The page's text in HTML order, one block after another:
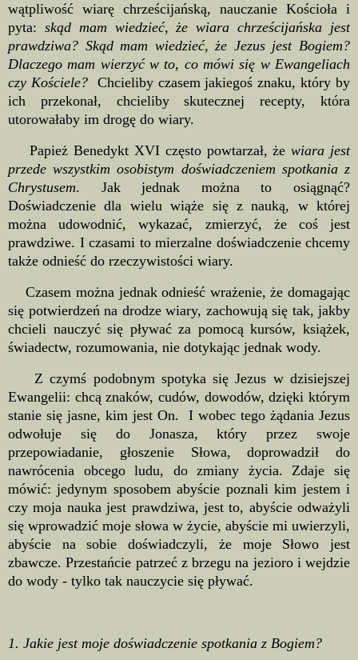
wątpliwość wiarę chrześcijańską, nauczanie Kościoła i
pyta: skąd mam wiedzieć, że wiara chrześcijańska jest
prawdziwa? Skąd mam wiedzieć, że Jezus jest Bogiem?
Dlaczego mam wierzyć w to, co mówi się w Ewangeliach
czy Kościele? Chcieliby czasem jakiegoś znaku, który by
ich przekonał, chcieliby skutecznej recepty, która
utorowałaby im drogę do wiary.
Papież Benedykt XVI często powtarzał, żewiara jest
przede wszystkim osobistym doświadczeniem spotkania z
Chrystusem. Jak jednak można to osiągnąć?
Doświadczenie dla wielu wiąże się z nauką, w której
można udowodnić, wykazać, zmierzyć, że coś jest
prawdziwe. I czasami to mierzalne doświadczenie chcemy
także odnieść do rzeczywistości wiary.
Czasem można jednak odnieść wrażenie, że domagając
się potwierdzeń na drodze wiary, zachowują się tak, jakby
chcieli nauczyć się pływać za pomocą kursów, książek,
świadectw, rozumowania, nie dotykając jednak wody.
Z czymś podobnym spotyka się Jezus w dzisiejszej
Ewangelii: chcą znaków, cudów, dowodów, dzięki którym
stanie się jasne, kim jest On. I wobec tego żądania Jezus
odwołuje się do Jonasza, który przez swoje
przepowiadanie, głoszenie Słowa, doprowadził do
nawrócenia obcego ludu, do zmiany życia. Zdaje się
mówić: jedynym sposobem abyście poznali kim jestem i
czy moja nauka jest prawdziwa, jest to, abyście odważyli
się wprowadzić moje słowa w życie, abyście mi uwierzyli,
abyście na sobie doświadczyli, że moje Słowo jest
zbawcze. Przestańcie patrzeć z brzegu na jezioro i wejdzie
do wody - tylko tak nauczycie się pływać.
1. Jakie jest moje doświadczenie spotkania z Bogiem?